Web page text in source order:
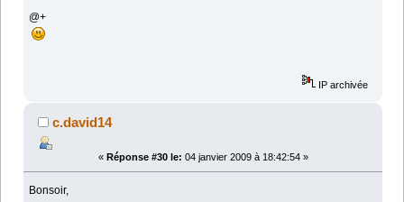
@+
IP archivée
c.david14
« Réponse #30 le: 04 janvier 2009 à 18:42:54 »
Bonsoir,